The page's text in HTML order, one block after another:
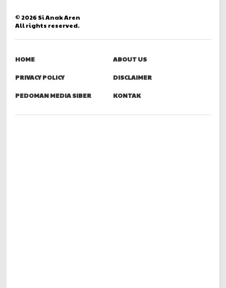
© 2026Si Anak Aren
All rights reserved.
HOME ABOUT US
PRIVACY POLICY DISCLAIMER
PEDOMAN MEDIA SIBER KONTAK